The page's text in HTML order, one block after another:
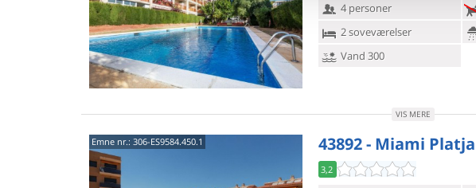
4 personer
2 soveværelser
Vand 300
VIS MERE
Emne nr.: 306-ES9584.450.1 43892 - Miami Platja
3,2